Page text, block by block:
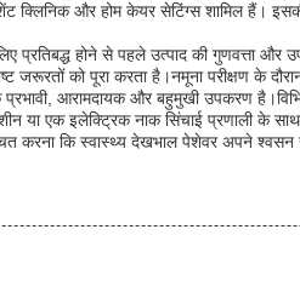
क्लिनिक और होम केयर सेटिंग्स शामिल हैं।
प्रतिबद्ध होने से पहले उत्पाद की गुणवत्ता
जरूरतों को पूरा करता है।नमूना परीक्षण के
आरामदायक और बहुमुखी उपकरण
एक इलेक्ट्रिक नाक सिंचाई प्रणाली के
करना कि स्वास्थ्य देखभाल पेशेवर अपने